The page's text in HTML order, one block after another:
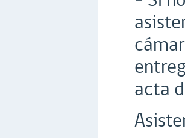
acta